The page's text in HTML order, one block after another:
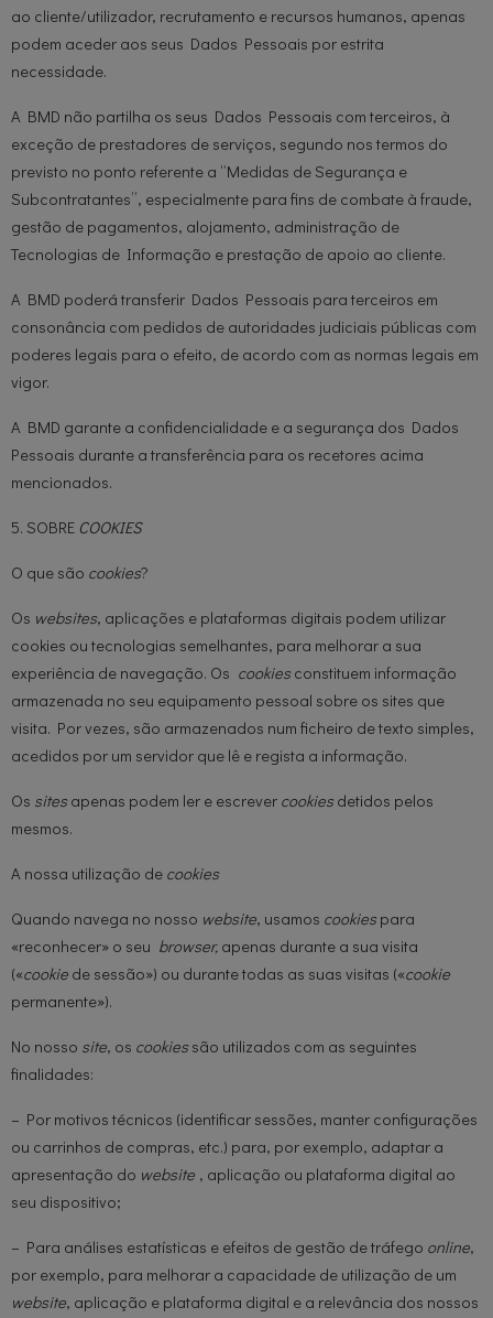
ao cliente/utilizador, recrutamento e recursos humanos, apenas
podem aceder aos seus Dados Pessoais por estrita
necessidade.
A BMD não partilha os seus Dados Pessoais com terceiros, à
exceção de prestadores de serviços, segundo nos termos do
previsto no ponto referente a “Medidas de Segurança e
Subcontratantes”, especialmente para fins de combate à fraude,
gestão de pagamentos, alojamento, administração de
Tecnologias de Informação e prestação de apoio ao cliente.
A BMD poderá transferir Dados Pessoais para terceiros em
consonância com pedidos de autoridades judiciais públicas com
poderes legais para o efeito, de acordo com as normas legais em
vigor.
A BMD garante a confidencialidade e a segurança dos Dados
Pessoais durante a transferência para os recetores acima
mencionados.
5. SOBRE COOKIES
O que são cookies?
Os websites, aplicações e plataformas digitais podem utilizar
cookies ou tecnologias semelhantes, para melhorar a sua
experiência de navegação. Os cookiesconstituem informação
armazenada no seu equipamento pessoal sobre os sites que
visita. Por vezes, são armazenados num ficheiro de texto simples,
acedidos por um servidor que lê e regista a informação.
Os sitesapenas podem ler e escrever cookiesdetidos pelos
mesmos.
A nossa utilização de cookies
Quando navega no nosso website, usamos cookiespara
«reconhecer» o seu browser, apenas durante a sua visita
(«cookie de sessão») ou durante todas as suas visitas («cookie
permanente»).
No nosso site, os cookiessão utilizados com as seguintes
finalidades:
– Por motivos técnicos (identificar sessões, manter configurações
ou carrinhos de compras, etc.) para, por exemplo, adaptar a
apresentação do website , aplicação ou plataforma digital ao
seu dispositivo;
– Para análises estatísticas e efeitos de gestão de tráfego online,
por exemplo, para melhorar a capacidade de utilização de um
website, aplicação e plataforma digital e a relevância dos nossos